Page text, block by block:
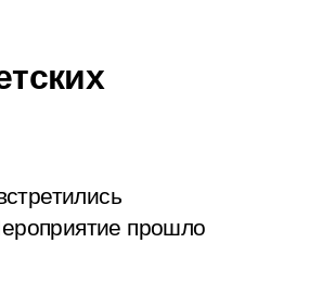
прошло